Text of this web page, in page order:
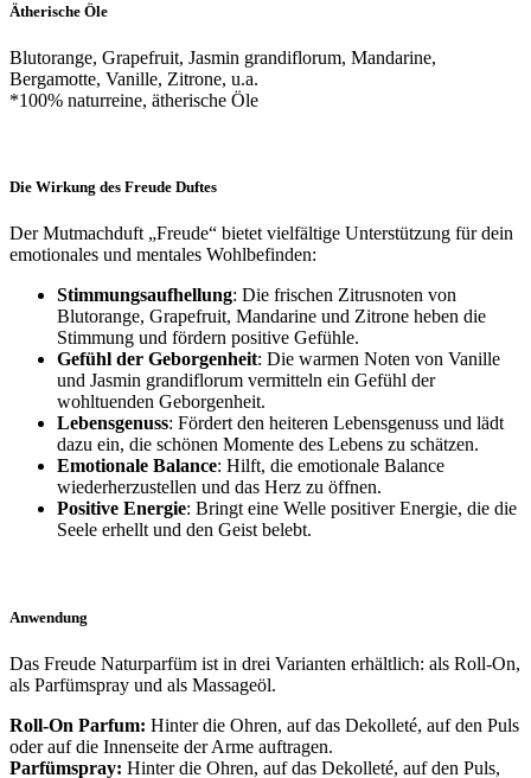
Ätherische Öle
Blutorange, Grapefruit, Jasmin grandiflorum, Mandarine,
Bergamotte, Vanille, Zitrone, u.a.
*100% naturreine, ätherische Öle
Die Wirkung des Freude Duftes
Der Mutmachduft „Freude“ bietet vielfältige Unterstützung für dein
emotionales und mentales Wohlbefinden:
Stimmungsaufhellung: Die frischen Zitrusnoten von
Blutorange, Grapefruit, Mandarine und Zitrone heben die
Stimmung und fördern positive Gefühle.
Gefühl der Geborgenheit: Die warmen Noten von Vanille
und Jasmin grandiflorum vermitteln ein Gefühl der
wohltuenden Geborgenheit.
Lebensgenuss: Fördert den heiteren Lebensgenuss und lädt
dazu ein, die schönen Momente des Lebens zu schätzen.
Emotionale Balance: Hilft, die emotionale Balance
wiederherzustellen und das Herz zu öffnen.
Positive Energie: Bringt eine Welle positiver Energie, die die
Seele erhellt und den Geist belebt.
Anwendung
Das Freude Naturparfüm ist in drei Varianten erhältlich: als Roll-On,
als Parfümspray und als Massageöl.
Roll-On Parfum: Hinter die Ohren, auf das Dekolleté, auf den Puls
oder auf die Innenseite der Arme auftragen.
Parfümspray: Hinter die Ohren, auf das Dekolleté, auf den Puls,